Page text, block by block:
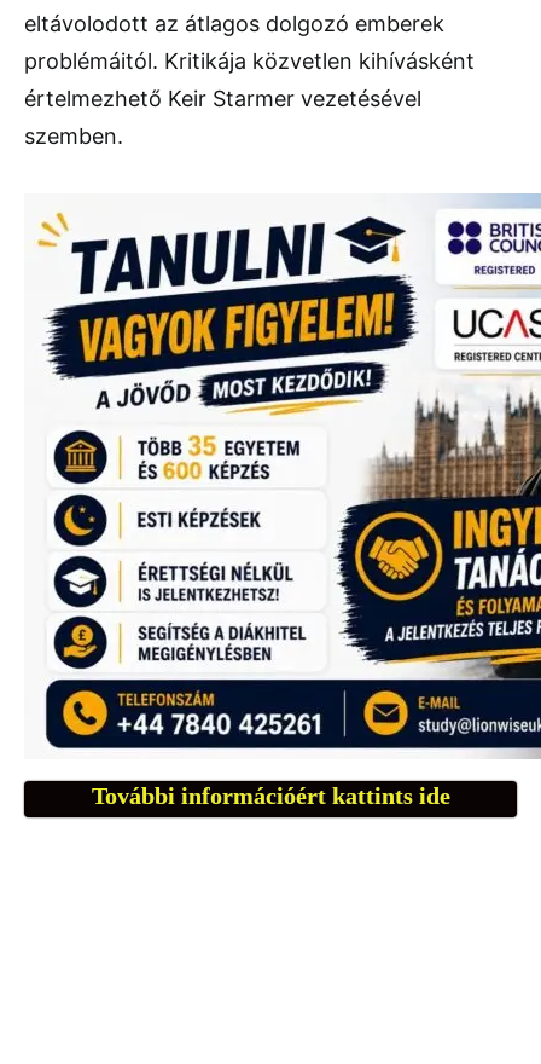
eltávolodott az átlagos dolgozó emberek
problémáitól. Kritikája közvetlen kihívásként
értelmezhető Keir Starmer vezetésével
szemben.
További információért kattints ide